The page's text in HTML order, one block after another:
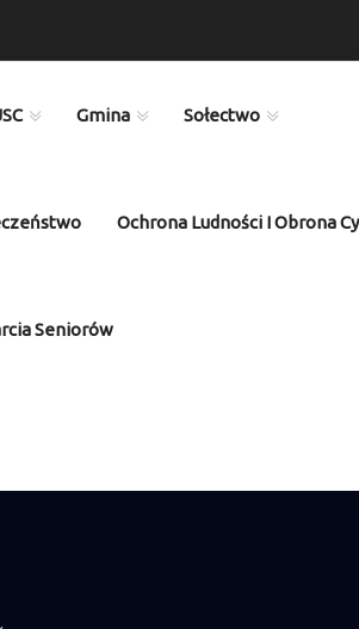
Gmina Sołectwo
Ochrona Ludności I Obrona
Seniorów